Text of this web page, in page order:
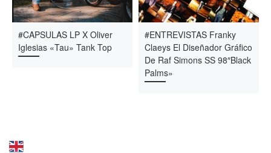
#CAPSULAS LP X Oliver
Iglesias «Tau» Tank Top
#ENTREVISTAS Franky
Claeys El Diseñador Gráfico
De Raf Simons SS 98″Black
Palms»